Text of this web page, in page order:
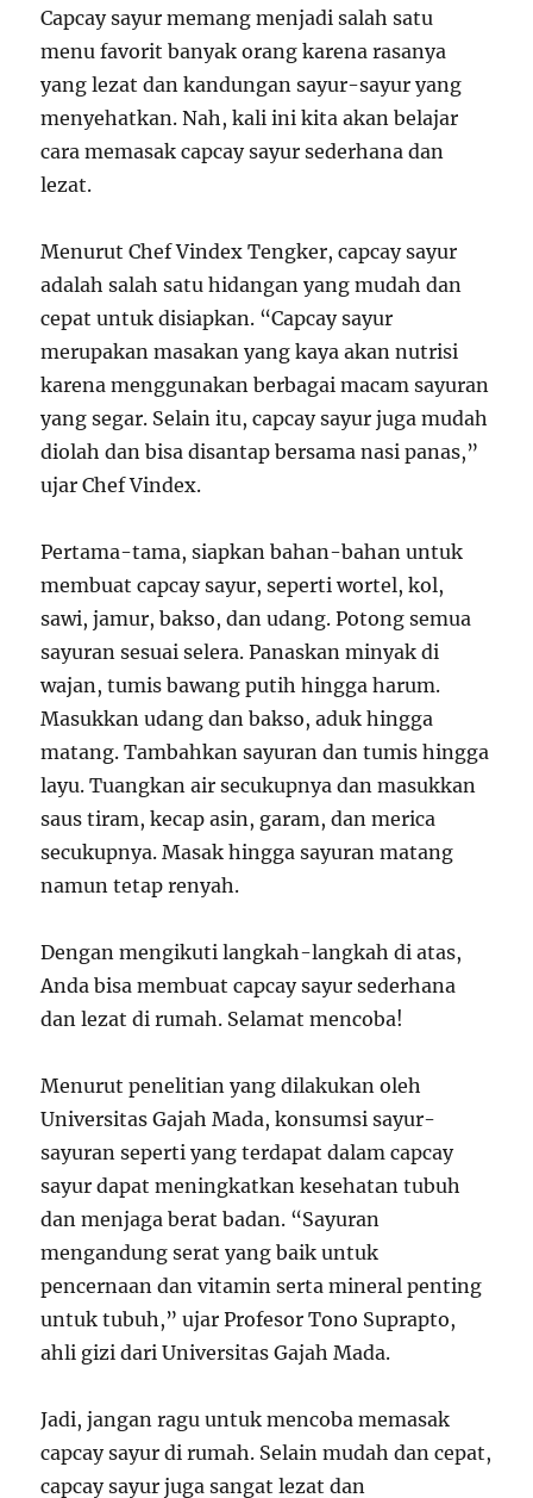
Capcay sayur memang menjadi salah satu
menu favorit banyak orang karena rasanya
yang lezat dan kandungan sayur-sayur yang
menyehatkan. Nah, kali ini kita akan belajar
cara memasak capcay sayur sederhana dan
lezat.
Menurut Chef Vindex Tengker, capcay sayur
adalah salah satu hidangan yang mudah dan
cepat untuk disiapkan. “Capcay sayur
merupakan masakan yang kaya akan nutrisi
karena menggunakan berbagai macam sayuran
yang segar. Selain itu, capcay sayur juga mudah
diolah dan bisa disantap bersama nasi panas,”
ujar Chef Vindex.
Pertama-tama, siapkan bahan-bahan untuk
membuat capcay sayur, seperti wortel, kol,
sawi, jamur, bakso, dan udang. Potong semua
sayuran sesuai selera. Panaskan minyak di
wajan, tumis bawang putih hingga harum.
Masukkan udang dan bakso, aduk hingga
matang. Tambahkan sayuran dan tumis hingga
layu. Tuangkan air secukupnya dan masukkan
saus tiram, kecap asin, garam, dan merica
secukupnya. Masak hingga sayuran matang
namun tetap renyah.
Dengan mengikuti langkah-langkah di atas,
Anda bisa membuat capcay sayur sederhana
dan lezat di rumah. Selamat mencoba!
Menurut penelitian yang dilakukan oleh
Universitas Gajah Mada, konsumsi sayur-
sayuran seperti yang terdapat dalam capcay
sayur dapat meningkatkan kesehatan tubuh
dan menjaga berat badan. “Sayuran
mengandung serat yang baik untuk
pencernaan dan vitamin serta mineral penting
untuk tubuh,” ujar Profesor Tono Suprapto,
ahli gizi dari Universitas Gajah Mada.
Jadi, jangan ragu untuk mencoba memasak
capcay sayur di rumah. Selain mudah dan cepat,
capcay sayur juga sangat lezat dan